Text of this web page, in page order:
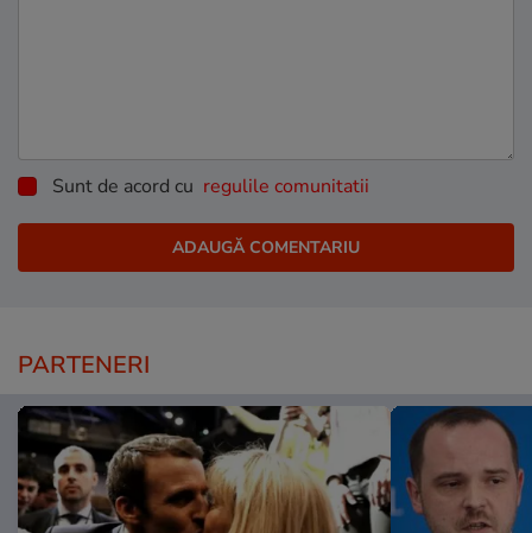
Sunt de acord cu regulile comunitatii
PARTENERI